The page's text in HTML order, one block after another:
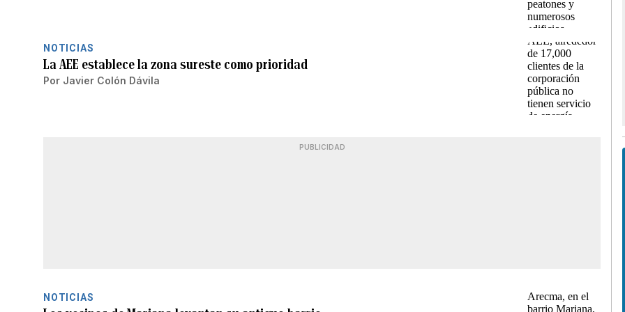
NOTICIAS
La AEE establece la zona sureste como prioridad
Por Javier Colón Dávila
PUBLICIDAD
NOTICIAS